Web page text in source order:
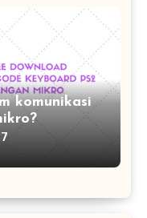
komunikasi